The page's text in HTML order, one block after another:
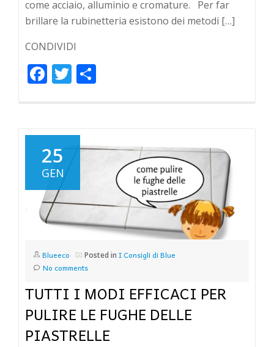
come acciaio, alluminio e cromature. Per far
brillare la rubinetteria esistono dei metodi […]
CONDIVIDI
FacebookTwitter
25
GEN
Blueeco Posted in I Consigli di Blue
No comments
TUTTI I MODI EFFICACI PER
PULIRE LE FUGHE DELLE
PIASTRELLE